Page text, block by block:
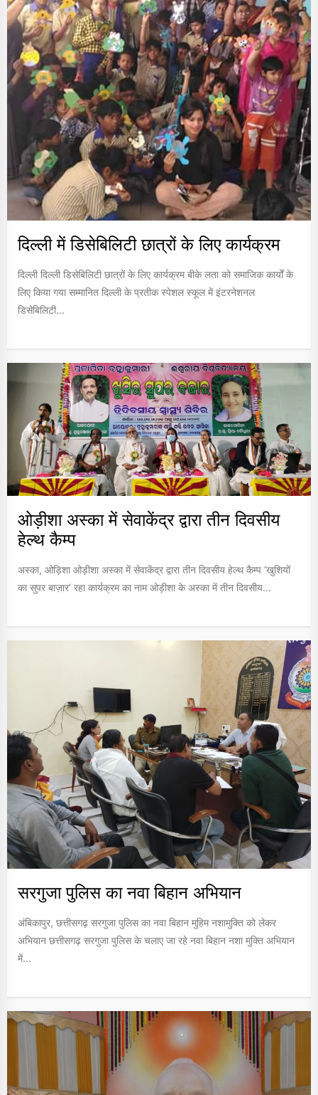
दिल्ली में डिसेबिलिटी छात्रों के लिए कार्यक्रम
दिल्ली दिल्ली डिसेबिलिटी छात्रों के लिए कार्यक्रम बीके लता को समाजिक कार्यों के
लिए किया गया सम्मानित दिल्ली के प्रतीक स्पेशल स्कूल में इंटरनेशनल
डिसेबिलिटी...
ओड़ीशा अस्का में सेवाकेंद्र द्वारा तीन दिवसीय
हेल्थ कैम्प
अस्का, ओड़िशा ओड़ीशा अस्का में सेवाकेंद्र द्वारा तीन दिवसीय हेल्थ कैम्प ‘खुशियों
का सुपर बाज़ार’ रहा कार्यक्रम का नाम ओड़ीशा के अस्का में तीन दिवसीय...
सरगुजा पुलिस का नवा बिहान अभियान
अंबिकापुर, छत्तीसगढ़ सरगुजा पुलिस का नवा बिहान मुहिम नशामुक्ति को लेकर
अभियान छत्तीसगढ़ सरगुजा पुलिस के चलाए जा रहे नवा बिहान नशा मुक्ति अभियान
में...